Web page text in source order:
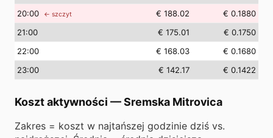
20:00 ← szczyt € 188.02
€ 0.1880
21:00 € 175.01
€ 0.1750
22:00 € 168.03
€ 0.1680
23:00 € 142.17 € 0.1422
Koszt aktywności —Sremska Mitrovica
Zakres = koszt w najtańszej godzinie dziś vs.